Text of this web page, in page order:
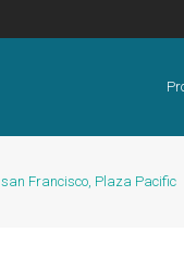
Francisco, Plaza Pacific